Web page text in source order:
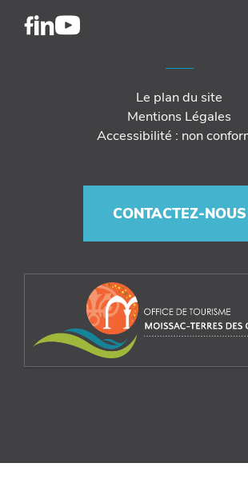
Le plan du site
Mentions Légales
Accessibilité : non
CONTACTEZ-NOUS